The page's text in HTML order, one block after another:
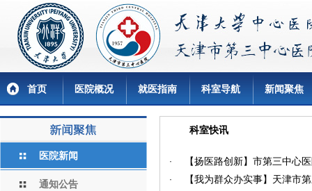
首页 医院概况 就医指南 科室导航 新闻聚焦
医院新闻
通知公告
科室快讯
· 【扬医路创新】市第三中心
· 【我为群众办实事】天津市